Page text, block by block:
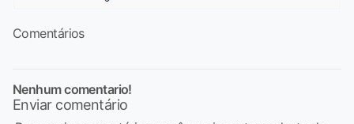
Comentários
Nenhum comentario!
Enviar comentário